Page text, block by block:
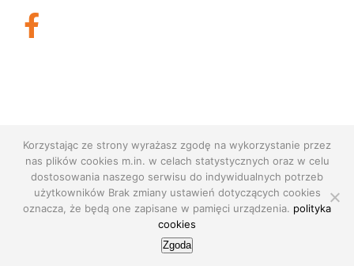
2026 | realizacja:AdEngine
polityka prywatności|
Korzystając ze strony wyrażasz zgodę na wykorzystanie przez
nas plików cookies m.in. w celach statystycznych oraz w celu
dostosowania naszego serwisu do indywidualnych potrzeb
użytkowników Brak zmiany ustawień dotyczących cookies
oznacza, że będą one zapisane w pamięci urządzenia. polityka
cookies
Zgoda